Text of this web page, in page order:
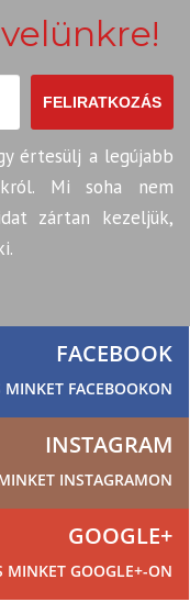
FELIRATKOZÁS
értesülj a legújabb
Mi soha nem
zártan kezeljük,
FACEBOOK
MINKET FACEBOOKON
INSTAGRAM
INSTAGRAMON
GOOGLE+
MINKET GOOGLE+-ON